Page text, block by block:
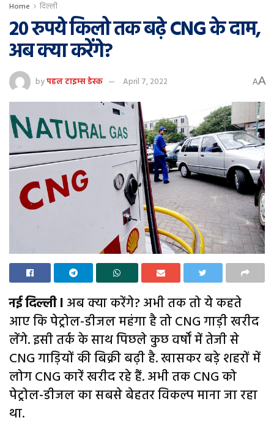
Home दिल्ली
20 रुपये किलो तक बढ़े CNG के दाम,
अब क्या करेंगे?
byपहल टाइम्स डेस्क April 7, 2022 AA
नई दिल्ली l अब क्या करेंगे? अभी तक तो ये कहते
आए कि पेट्रोल-डीजल महंगा है तो CNG गाड़ी खरीद
लेंगे. इसी तर्क के साथ पिछले कुछ वर्षों में तेजी से
CNG गाड़ियों की बिक्री बढ़ी है. खासकर बड़े शहरों में
लोग CNG कारें खरीद रहे हैं. अभी तक CNG को
पेट्रोल-डीजल का सबसे बेहतर विकल्प माना जा रहा
था.